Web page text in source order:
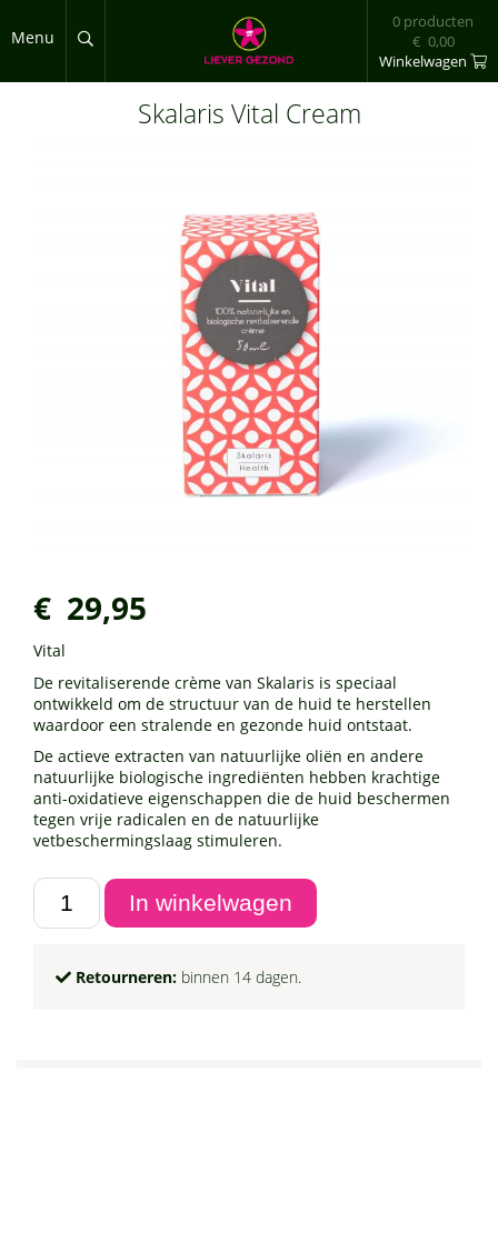
Menu
0 producten
€ 0,00
Winkelwagen
Skalaris Vital Cream
€ 29,95
Vital
De revitaliserende crème van Skalaris is speciaal
ontwikkeld om de structuur van de huid te herstellen
waardoor een stralende en gezonde huid ontstaat.
De actieve extracten van natuurlijke oliën en andere
natuurlijke biologische ingrediënten hebben krachtige
anti-oxidatieve eigenschappen die de huid beschermen
tegen vrije radicalen en de natuurlijke
vetbeschermingslaag stimuleren.
Retourneren: binnen 14 dagen.